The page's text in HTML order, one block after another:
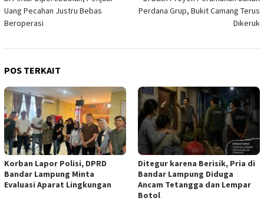
Uang Pecahan Justru Bebas
Beroperasi
Perdana Grup, Bukit Camang Terus
Dikeruk
POS TERKAIT
Korban Lapor Polisi, DPRD
Bandar Lampung Minta
Evaluasi Aparat Lingkungan
Ditegur karena Berisik, Pria di
Bandar Lampung Diduga
Ancam Tetangga dan Lempar
Botol